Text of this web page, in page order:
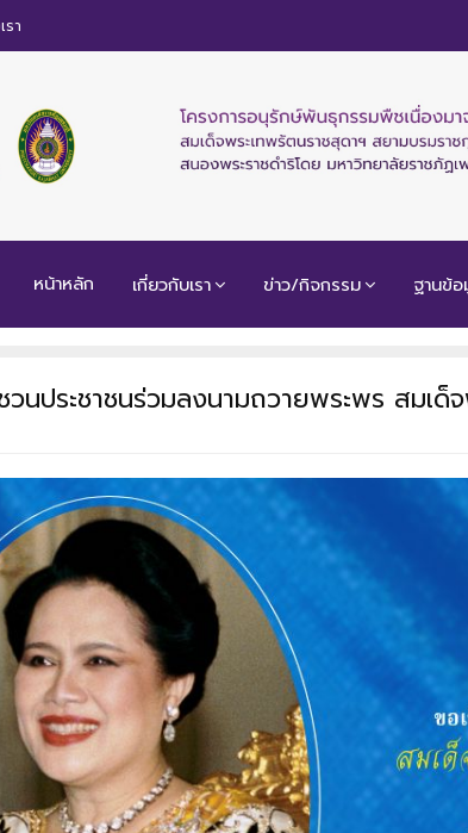
า
หน้าหลัก เกี่ยวกับเรา ข่าว/กิจกรรม ฐานข้
นประชาชนร่วมลงนามถวายพระพร สมเด็